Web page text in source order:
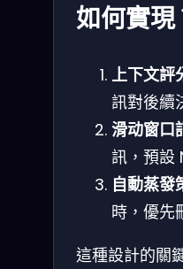
如何實現
上下文評
訊對後續
滑动窗口
訊，預
自動蒸發
時，優先
這種設計的關